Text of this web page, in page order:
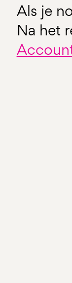
Als je
Na het